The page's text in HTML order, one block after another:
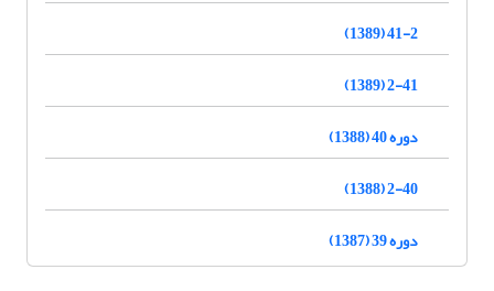
41-2 (1389)
2-41 (1389)
دوره 40 (1388)
2-40 (1388)
دوره 39 (1387)